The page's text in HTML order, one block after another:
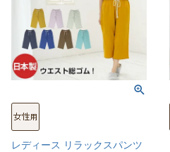
レディース リラックスパンツ